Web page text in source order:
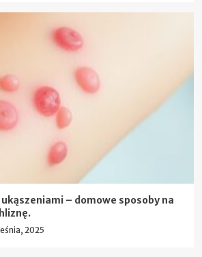
ukąszeniami – domowe sposoby na
2025